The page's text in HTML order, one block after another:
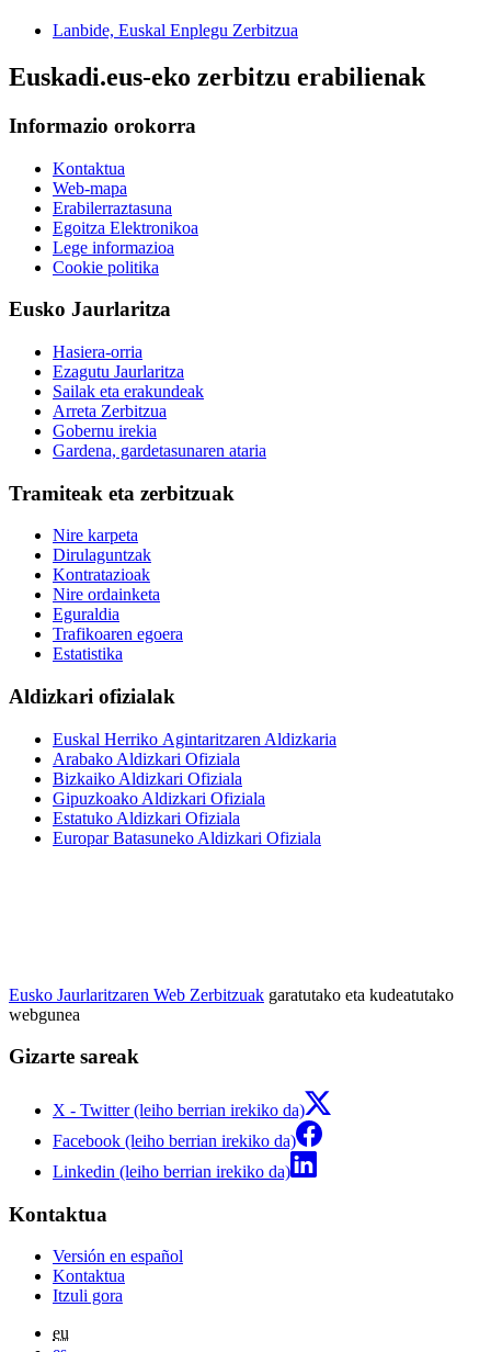
Lanbide, Euskal Enplegu Zerbitzua
Euskadi.eus-eko zerbitzu erabilienak
Informazio orokorra
Kontaktua
Web-mapa
Erabilerraztasuna
Egoitza Elektronikoa
Lege informazioa
Cookie politika
Eusko Jaurlaritza
Hasiera-orria
Ezagutu Jaurlaritza
Sailak eta erakundeak
Arreta Zerbitzua
Gobernu irekia
Gardena, gardetasunaren ataria
Tramiteak eta zerbitzuak
Nire karpeta
Dirulaguntzak
Kontratazioak
Nire ordainketa
Eguraldia
Trafikoaren egoera
Estatistika
Aldizkari ofizialak
Euskal Herriko Agintaritzaren Aldizkaria
Arabako Aldizkari Ofiziala
Bizkaiko Aldizkari Ofiziala
Gipuzkoako Aldizkari Ofiziala
Estatuko Aldizkari Ofiziala
Europar Batasuneko Aldizkari Ofiziala
Eusko Jaurlaritzaren Web Zerbitzuak garatutako eta kudeatutako
webgunea
Gizarte sareak
X - Twitter (leiho berrian irekiko da)
Facebook (leiho berrian irekiko da)
Linkedin (leiho berrian irekiko da)
Kontaktua
Versión en español
Kontaktua
Itzuli gora
eu